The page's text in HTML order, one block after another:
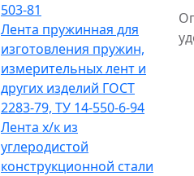
503-81
Лента пружинная для
изготовления пружин,
измерительных лент и
других изделий ГОСТ
2283-79, ТУ 14-550-6-94
Лента х/к из
углеродистой
конструкционной стали